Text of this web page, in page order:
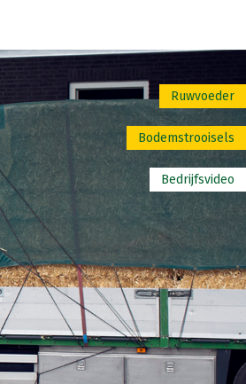
Ruwvoeder
Bodemstrooisels
Bedrijfsvideo